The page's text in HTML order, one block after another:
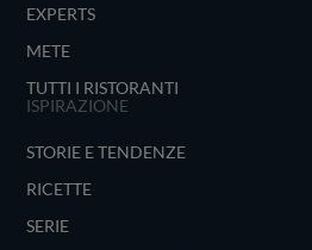
EXPERTS
METE
TUTTI I RISTORANTI
ISPIRAZIONE
STORIE E TENDENZE
RICETTE
SERIE